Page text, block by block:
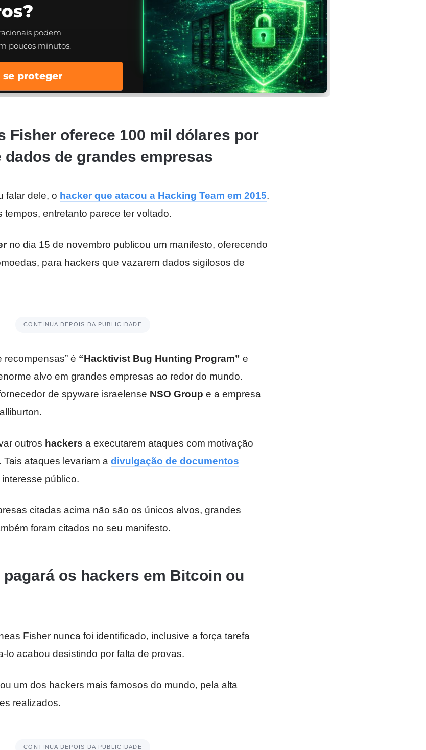
podem
poucos minutos.
se proteger
Fisher oferece 100 mil dólares por
dados de grandes empresas
falar dele, o hacker que atacou a Hacking Team em 2015.
tempos, entretanto parece ter voltado.
no dia 15 de novembro publicou um manifesto, oferecendo
para hackers que vazarem dados sigilosos de
CONTINUA DEPOIS DA PUBLICIDADE
recompensas” é “Hacktivist Bug Hunting Program” e
alvo em grandes empresas ao redor do mundo.
de spyware israelense NSO Group e a empresa
outros hackers a executarem ataques com motivação
ataques levariam a divulgação de documentos
público.
citadas acima não são os únicos alvos, grandes
foram citados no seu manifesto.
pagará os hackers em Bitcoin ou
Fisher nunca foi identificado, inclusive a força tarefa
lo acabou desistindo por falta de provas.
um dos hackers mais famosos do mundo, pela alta
realizados.
CONTINUA DEPOIS DA PUBLICIDADE